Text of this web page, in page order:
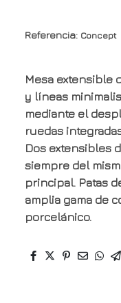
Referencia: Concept
Mesa extensible
y líneas
mediante el
ruedas
Dos extensibles
siempre del
principal. Patas
amplia gama de
porcelánico.